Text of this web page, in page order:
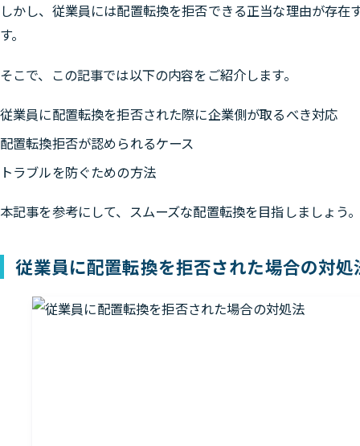
しかし、従業員には配置転換を拒否できる正当な理由が存在
す。
そこで、この記事では以下の内容をご紹介します。
従業員に配置転換を拒否された際に企業側が取るべき対応
配置転換拒否が認められるケース
トラブルを防ぐための方法
本記事を参考にして、スムーズな配置転換を目指しましょう
従業員に配置転換を拒否された場合の対処